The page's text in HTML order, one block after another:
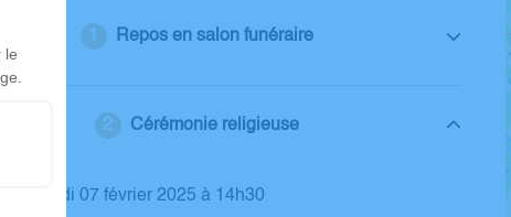
Repos en salon funéraire
Cérémonie religieuse
Le vendredi 07 février 2025 à 14h30